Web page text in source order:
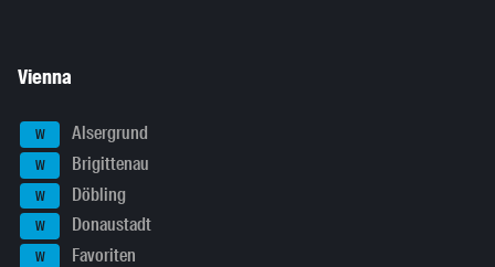
Vienna
W Alsergrund
W Brigittenau
W Döbling
W Donaustadt
W Favoriten